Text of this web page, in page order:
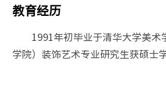
教育经历
1991年初毕业于清华大学美术
学院）装饰艺术专业研究生获硕士